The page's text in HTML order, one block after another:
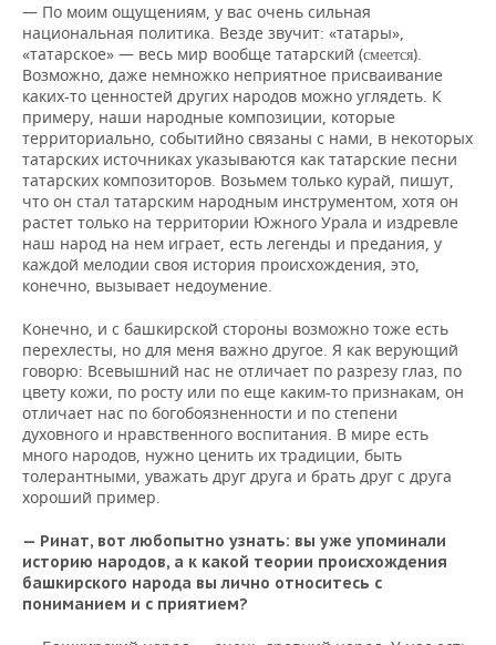
— По моим ощущениям, у вас очень сильная
национальная политика. Везде звучит: «татары»,
«татарское» — весь мир вообще татарский (смеется).
Возможно, даже немножко неприятное присваивание
каких-то ценностей других народов можно углядеть. К
примеру, наши народные композиции, которые
территориально, событийно связаны с нами, в некоторых
татарских источниках указываются как татарские песни
татарских композиторов. Возьмем только курай, пишут,
что он стал татарским народным инструментом, хотя он
растет только на территории Южного Урала и издревле
наш народ на нем играет, есть легенды и предания, у
каждой мелодии своя история происхождения, это,
конечно, вызывает недоумение.
Конечно, и с башкирской стороны возможно тоже есть
перехлесты, но для меня важно другое. Я как верующий
говорю: Всевышний нас не отличает по разрезу глаз, по
цвету кожи, по росту или по еще каким-то признакам, он
отличает нас по богобоязненности и по степени
духовного и нравственного воспитания. В мире есть
много народов, нужно ценить их традиции, быть
толерантными, уважать друг друга и брать друг с друга
хороший пример.
— Ринат, вот любопытно узнать: вы уже упоминали
историю народов, а к какой теории происхождения
башкирского народа вы лично относитесь с
пониманием и с приятием?